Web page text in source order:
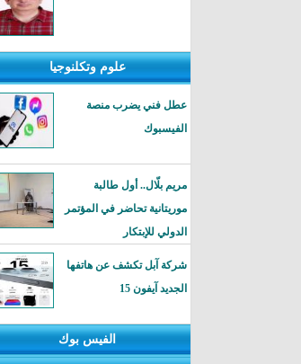
علوم وتكلنوجيا
عطل فني يضرب منصة
الفيسبوك
مريم بلّال.. أول طالبة
موريتانية تحاضر في المؤتمر
الدولي للإبتكار
شركة آبل تكشف عن هاتفها
الجديد آيفون 15
الفيس بوك